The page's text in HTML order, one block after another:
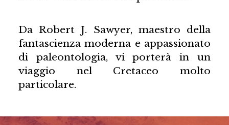
Da Robert J. Sawyer, maestro della
fantascienza moderna e appassionato
di paleontologia, vi porterà in un
viaggio nel Cretaceo molto
particolare.